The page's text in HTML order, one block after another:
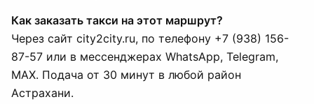
Как заказать такси на этот маршрут?
Через сайт city2city.ru, по телефону +7 (938) 156-
87-57 или в мессенджерах WhatsApp, Telegram,
MAX. Подача от 30 минут в любой район
Астрахани.